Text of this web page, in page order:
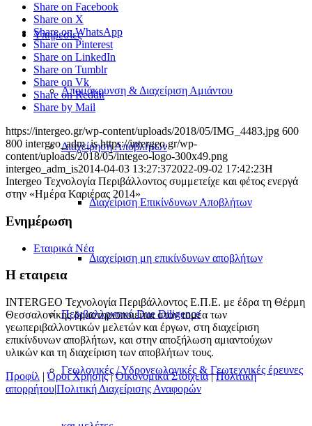
Υπηρεσίες
Απομάκρυνση & Διαχείριση Αμιάντου
Διαχείρηση Αποβλήτων
Διαχείριση Επικίνδυνων Αποβλήτων
Διαχείριση μη επικίνδυνων αποβλήτων
Περιβαλλοντικό Due Diligence
Γεωλογικές / Υδρογεωλογικές & Γεωτεχνικές έρευνες
Share on Facebook
Share on X
Share on WhatsApp
Share on Pinterest
Share on LinkedIn
Share on Tumblr
Share on Vk
Share on Reddit
Share by Mail
https://intergeo.gr/wp-content/uploads/2018/05/IMG_4483.jpg 600
800 intergeo_adm_is https://intergeo.gr/wp-
content/uploads/2018/05/integeo-logo-300x49.png
intergeo_adm_is2014-04-03 13:27:372022-09-02 17:42:23Η
Intergeo Τεχνολογία Περιβάλλοντος συμμετείχε και φέτος ενεργά
στην «Ημέρα Καριέρας 2014»
Ενημέρωση
Εταιρικά Νέα
H εταιρεια
INTERGEO Τεχνολογία Περιβάλλοντος Ε.Π.Ε. με έδρα τη Θέρμη
Θεσσαλονίκης δραστηριοποιείται στον τομέα των
γεωπεριβαλλοντικών μελετών και έργων, στη διαχείριση
επικίνδυνων αποβλήτων, και στην αποξήλωση αμιαντούχων
υλικών και τη διαχείριση των αποβλήτων τους.
Προφίλ |Όροι Χρήσης|Οικονομικά Στοιχεία|Πολιτική
απορρήτου|Πολιτική Διαχείρισης Αναφορών